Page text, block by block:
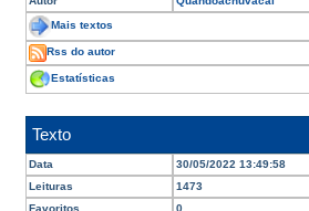
Mais textos
Rss do autor
Estatísticas
Texto
Data
30/05/2022 13:49:58
Leituras
1473
Favoritos
0